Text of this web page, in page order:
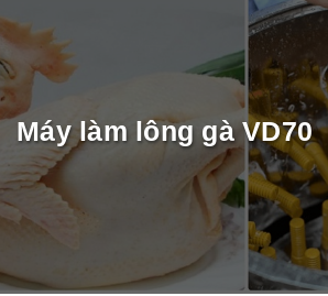
Máy làm lông gà VD70
MÁY SẤY THỰC PHẨM CÔNG NGHIỆP
THIẾT BỊ NHÀ BẾP
THIẾT BỊ NHÀ BẾP CAO CẤP
MÁY CHẾ BIẾN THỰC PHẨM